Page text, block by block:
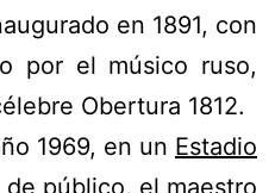
en 1891, con
por el músico ruso,
Obertura 1812.
1969, en un Estadio
de público, el maestro